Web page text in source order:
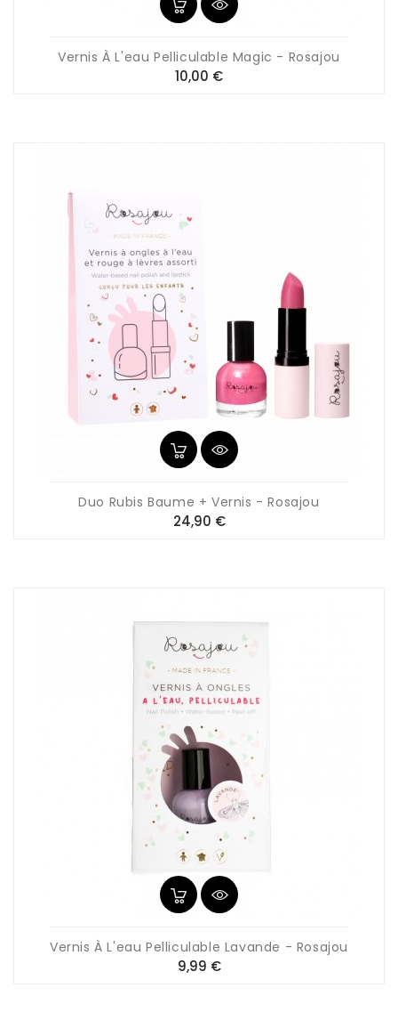
Vernis À L'eau Pelliculable Magic - Rosajou
10,00 €Prix
Duo Rubis Baume + Vernis - Rosajou
24,90 €Prix
Vernis À L'eau Pelliculable Lavande - Rosajou
9,99 €Prix